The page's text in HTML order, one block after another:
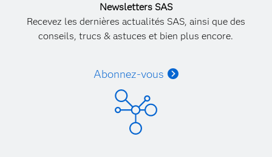
Newsletters SAS
Recevez les dernières actualités SAS, ainsi que des
conseils, trucs & astuces et bien plus encore.
Abonnez-vous